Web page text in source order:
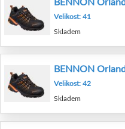
Velikost: 41
Skladem
BENNON
Velikost: 42
Skladem